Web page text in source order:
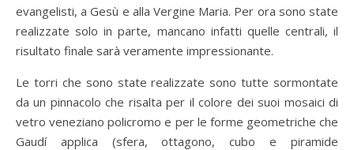
evangelisti, a Gesù e alla Vergine Maria. Per ora sono state
realizzate solo in parte, mancano infatti quelle centrali, il
risultato finale sarà veramente impressionante.
Le torri che sono state realizzate sono tutte sormontate
da un pinnacolo che risalta per il colore dei suoi mosaici di
vetro veneziano policromo e per le forme geometriche che
Gaudí applica (sfera, ottagono, cubo e piramide